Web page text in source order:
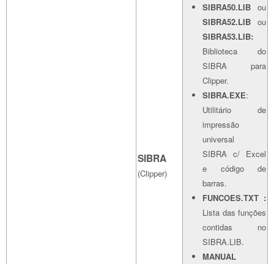
SIBRA
(Clipper)
SIBRA50.LIB ou
SIBRA52.LIB ou
SIBRA53.LIB:
Biblioteca do
SIBRA para
Clipper.
SIBRA.EXE:
Utilitário de
impressão
universal
SIBRA c/ Excel
e código de
barras.
FUNCOES.TXT :
Lista das funções
contidas no
SIBRA.LIB.
MANUAL